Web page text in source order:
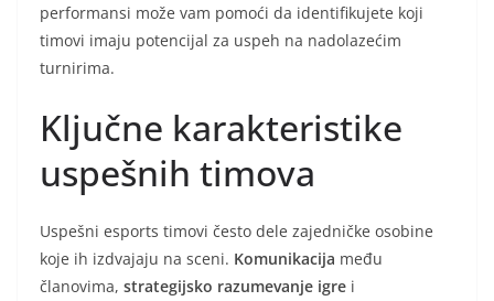
performansi može vam pomoći da identifikujete koji
timovi imaju potencijal za uspeh na nadolazećim
turnirima.
Ključne karakteristike
uspešnih timova
Uspešni esports timovi često dele zajedničke osobine
koje ih izdvajaju na sceni. Komunikacija među
članovima, strategijsko razumevanje igre i